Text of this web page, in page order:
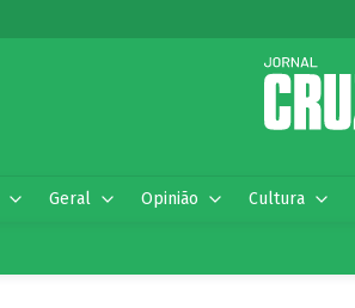
Geral Opinião Cultura